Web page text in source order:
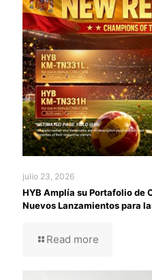
julio 23, 2026
HYB Amplía su Portafolio de
Nuevos Lanzamientos para
Read more